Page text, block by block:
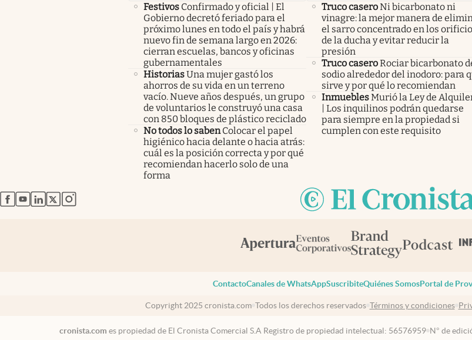
Festivos Confirmado y oficial | El
Gobierno decretó feriado para el
próximo lunes en todo el país y habrá
nuevo fin de semana largo en 2026:
cierran escuelas, bancos y oficinas
gubernamentales
HistoriasUna mujer gastó los
ahorros de su vida en un terreno
vacío. Nueve años después, un grupo
de voluntarios le construyó una casa
con 850 bloques de plástico reciclado
No todos lo saben Colocar el papel
higiénico hacia delante o hacia atrás:
cuál es la posición correcta y por qué
recomiendan hacerlo solo de una
forma
Truco caseroNi bicarbonato ni
vinagre: la mejor manera de
el sarro concentrado en los
de la ducha y evitar reducir la
presión
Truco caseroRociar bicarbonato
sodio alrededor del inodoro: para
sirve y por qué lo recomiendan
InmueblesMurió la Ley de
| Los inquilinos podrán quedarse
para siempre en la propiedad si
cumplen con este requisito
abre en nueva pestaña
abre en nueva pestaña
abre en nueva pestaña
abre en nueva pestaña
abre en nueva pestaña
ContactoCanales de WhatsAppSuscribiteQuiénes SomosPortal de
Copyright 2025 cronista.com Todos los derechos reservados Términos y condiciones
cronista.com es propiedad de El Cronista Comercial S.A Registro de propiedad intelectual: 56576959 N° de